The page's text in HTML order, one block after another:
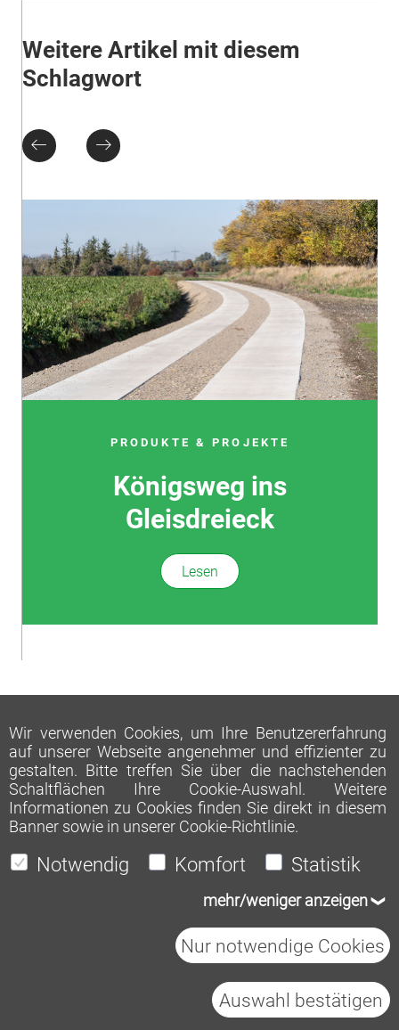
Weitere Artikel mit diesem
Schlagwort
PRODUKTE & PROJEKTE
Königsweg ins
Gleisdreieck
Lesen
Impressum
Datenschutz
Wir verwenden Cookies, um Ihre Benutzererfahrung
auf unserer Webseite angenehmer und effizienter zu
gestalten. Bitte treffen Sie über die nachstehenden
Schaltflächen Ihre Cookie-Auswahl. Weitere
Informationen zu Cookies finden Sie direkt in diesem
Banner sowie in unserer Cookie-Richtlinie.
Notwendig Komfort Statistik
mehr/weniger anzeigen
Nur notwendige Cookies
Auswahl bestätigen